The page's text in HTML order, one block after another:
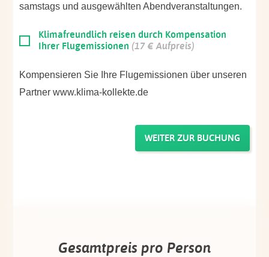
samstags und ausgewählten Abendveranstaltungen.
Klimafreundlich reisen durch Kompensation
Ihrer Flugemissionen (17 € Aufpreis)
Kompensieren Sie Ihre Flugemissionen über unseren
Partner www.klima-kollekte.de
Gesamtpreis pro Person